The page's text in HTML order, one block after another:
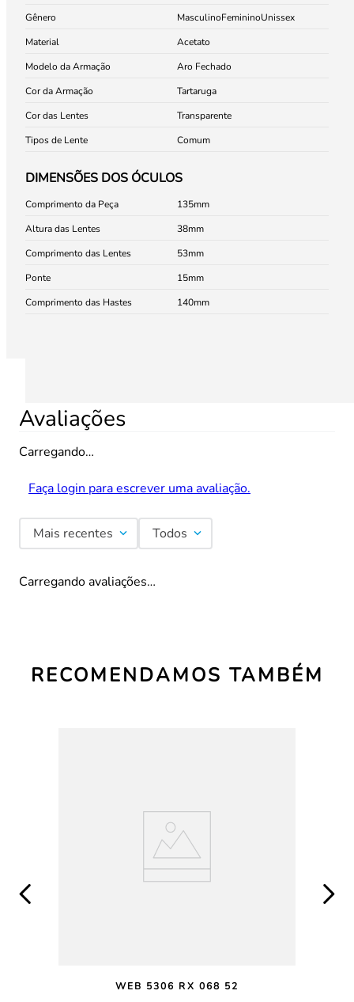
Gênero
MasculinoFemininoUnissex
Material
Acetato
Modelo da Armação
Aro Fechado
Cor da Armação
Tartaruga
Cor das Lentes
Transparente
Tipos de Lente
Comum
DIMENSÕES DOS ÓCULOS
Comprimento da Peça
135
Altura das Lentes
38
Comprimento das Lentes
53
Ponte
15
Comprimento das Hastes
140
Avaliações
Carregando…
Faça login para escrever uma avaliação.
Mais recentes Todos
Carregando avaliações…
RECOMENDAMOS TAMBÉM
WEB 5306 RX 068 52